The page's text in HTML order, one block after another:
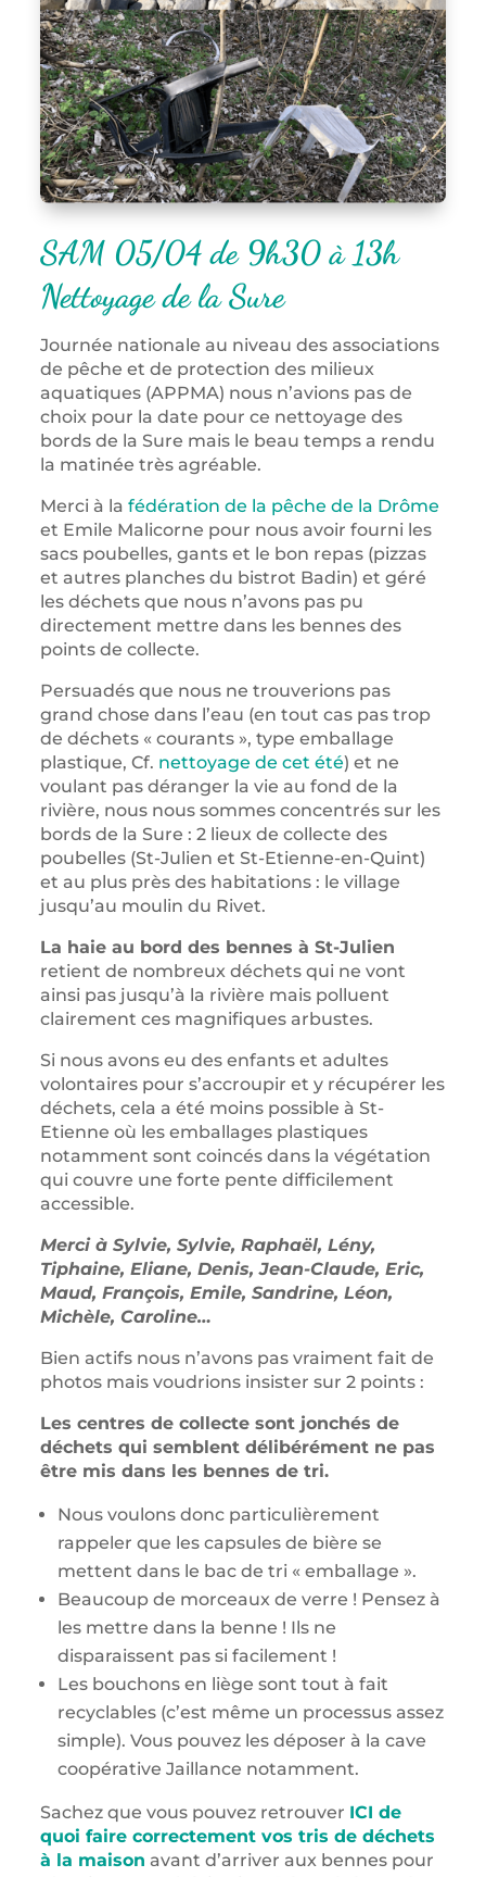
SAM 05/04 de 9h30 à 13h
Nettoyage de la Sure
Journée nationale au niveau des associations
de pêche et de protection des milieux
aquatiques (APPMA) nous n’avions pas de
choix pour la date pour ce nettoyage des
bords de la Sure mais le beau temps a rendu
la matinée très agréable.
Merci à la fédération de la pêche de la Drôme
et Emile Malicorne pour nous avoir fourni les
sacs poubelles, gants et le bon repas (pizzas
et autres planches du bistrot Badin) et géré
les déchets que nous n’avons pas pu
directement mettre dans les bennes des
points de collecte.
Persuadés que nous ne trouverions pas
grand chose dans l’eau (en tout cas pas trop
de déchets « courants », type emballage
plastique, Cf. nettoyage de cet été) et ne
voulant pas déranger la vie au fond de la
rivière, nous nous sommes concentrés sur les
bords de la Sure : 2 lieux de collecte des
poubelles (St-Julien et St-Etienne-en-Quint)
et au plus près des habitations : le village
jusqu’au moulin du Rivet.
La haie au bord des bennes à St-Julien
retient de nombreux déchets qui ne vont
ainsi pas jusqu’à la rivière mais polluent
clairement ces magnifiques arbustes.
Si nous avons eu des enfants et adultes
volontaires pour s’accroupir et y récupérer les
déchets, cela a été moins possible à St-
Etienne où les emballages plastiques
notamment sont coincés dans la végétation
qui couvre une forte pente difficilement
accessible.
Merci à Sylvie, Sylvie, Raphaël, Lény,
Tiphaine, Eliane, Denis, Jean-Claude, Eric,
Maud, François, Emile, Sandrine, Léon,
Michèle, Caroline…
Bien actifs nous n’avons pas vraiment fait de
photos mais voudrions insister sur 2 points :
Les centres de collecte sont jonchés de
déchets qui semblent délibérément ne pas
être mis dans les bennes de tri.
Nous voulons donc particulièrement
rappeler que les capsules de bière se
mettent dans le bac de tri « emballage ».
Beaucoup de morceaux de verre ! Pensez à
les mettre dans la benne ! Ils ne
disparaissent pas si facilement !
Les bouchons en liège sont tout à fait
recyclables (c’est même un processus assez
simple). Vous pouvez les déposer à la cave
coopérative Jaillance notamment.
Sachez que vous pouvez retrouver ICI de
quoi faire correctement vos tris de déchets
à la maison avant d’arriver aux bennes pour